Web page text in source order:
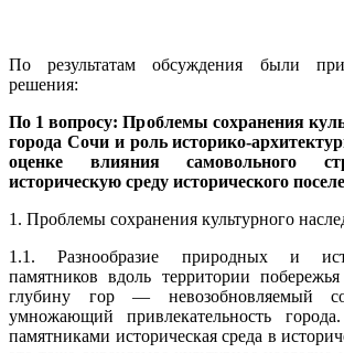
По результатам обсуждения были
решения:
По 1 вопросу: Проблемы сохранения
города Сочи и роль историко-
оценке влияния самовольного
историческую среду исторического
1. Проблемы сохранения культурного
1.1. Разнообразие природных и
памятников вдоль территории
глубину гор — невозобновляемый
умножающий привлекательность
памятниками историческая среда в